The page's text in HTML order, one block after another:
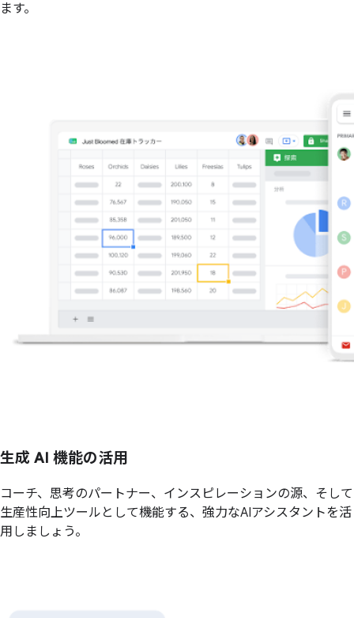
ます。
生成 AI 機能の活用
コーチ、思考のパートナー、インスピレーションの源、そして
生産性向上ツールとして機能する、強力なAIアシスタントを活
用しましょう。